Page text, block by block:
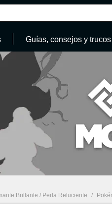
Guías, consejos y trucos
Brillante / Perla Reluciente / Pokémon